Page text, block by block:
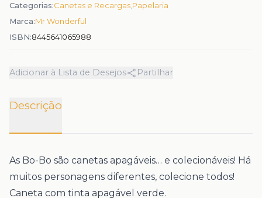
Descrição
As Bo-Bo são canetas apagáveis… e colecionáveis! Há
muitos personagens diferentes, colecione todos!
Caneta com tinta apagável verde.
Categorias:Canetas e Recargas Papelaria
Marca:Mr Wonderful
ISBN:8445641065988
Adicionar à Lista de Desejos Partilhar